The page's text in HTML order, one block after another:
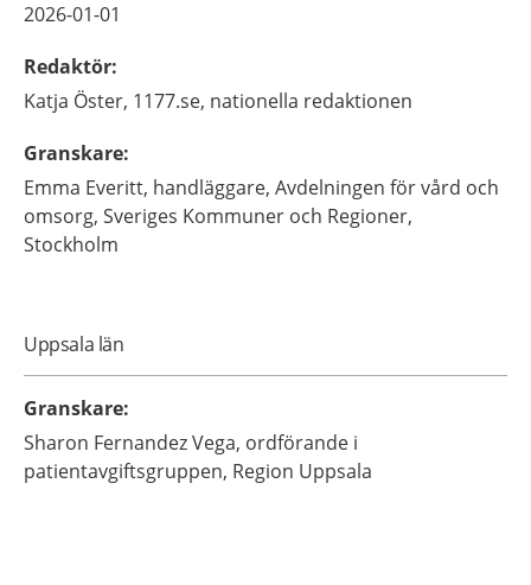
2026-01-01
Redaktör:
Katja Öster, 1177.se, nationella redaktionen
Granskare:
Emma Everitt, handläggare, Avdelningen för vård och
omsorg, Sveriges Kommuner och Regioner,
Stockholm
Uppsala län
Granskare:
Sharon Fernandez Vega, ordförande i
patientavgiftsgruppen, Region Uppsala